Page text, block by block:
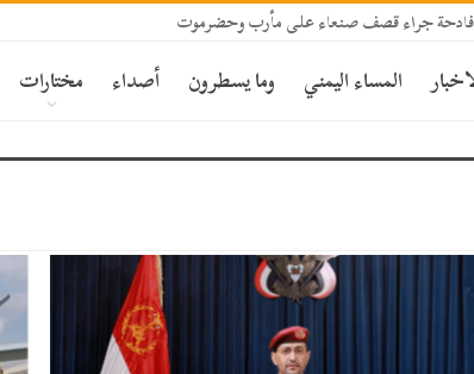
فادحة جراء قصف صنعاء على مأرب وحضرموت
المساء اليمني وما يسطرون أصداء مختارات